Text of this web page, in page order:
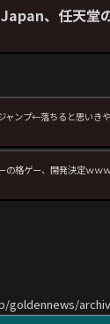
Japan、任天堂
ャンプ←落ちると思いき
の格ゲー、開発決定ｗｗ
goldennews/